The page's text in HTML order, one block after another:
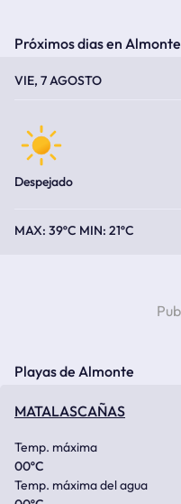
Próximos dias en Almonte
VIE, 7 AGOSTO
Despejado
39ºC 21ºC
Playas de Almonte
MATALASCAÑAS
Temp. máxima
00ºC
Temp. máxima del agua